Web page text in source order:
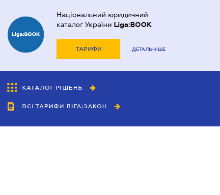
Національний юридичний
каталог України Liga:BOOK
ТАРИФИ ДЕТАЛЬНІШЕ
КАТАЛОГ РІШЕНЬ
ВСІ ТАРИФИ ЛІГА:ЗАКОН